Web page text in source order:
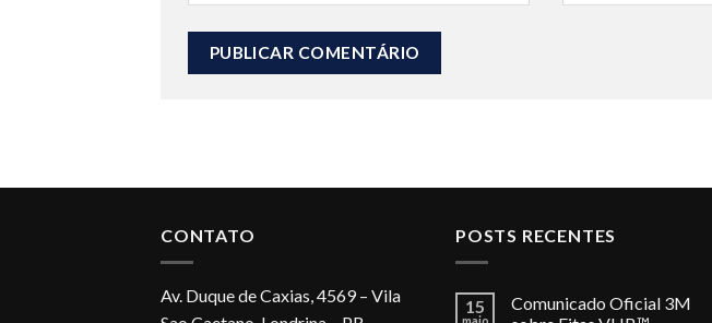
CONTATO
Av. Duque de Caxias, 4569 – Vila
POSTS RECENTES
15
maio
Comunicado Oficial 3M